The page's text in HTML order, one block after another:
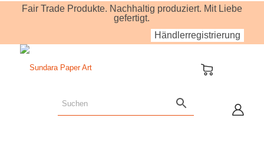
Fair Trade Produkte. Nachhaltig produziert. Mit Liebe
gefertigt.
Händlerregistrierung